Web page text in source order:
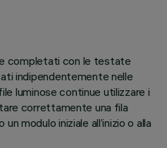
completati con le testate
indipendentemente nelle
luminose continue utilizzare i
correttamente una fila
modulo iniziale all’inizio o alla